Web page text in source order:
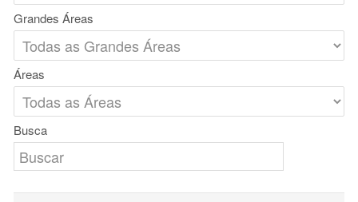
Grandes Áreas
Áreas
Busca